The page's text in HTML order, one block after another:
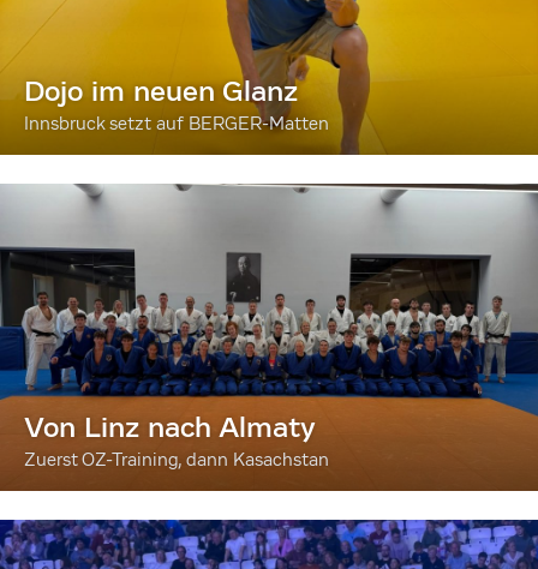
Dojo im neuen Glanz
Innsbruck setzt auf BERGER-Matten
Von Linz nach Almaty
Zuerst OZ-Training, dann Kasachstan